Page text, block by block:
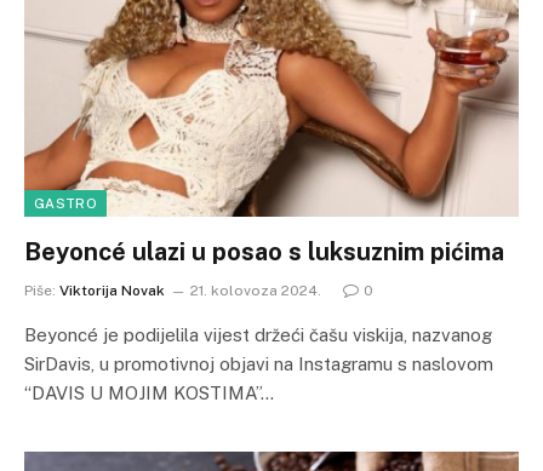
GASTRO
Beyoncé ulazi u posao s luksuznim pićima
Piše: Viktorija Novak 21. kolovoza 2024. 0
Beyoncé je podijelila vijest držeći čašu viskija, nazvanog
SirDavis, u promotivnoj objavi na Instagramu s naslovom
“DAVIS U MOJIM KOSTIMA”…